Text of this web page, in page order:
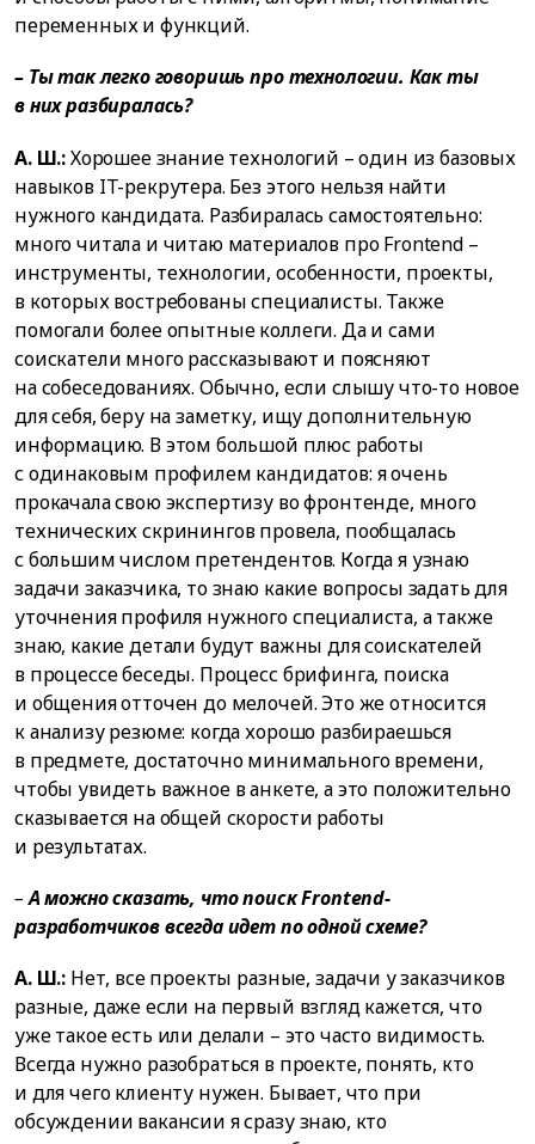
переменных и функций.
– Ты так легко говоришь про технологии. Как ты
в них разбиралась?
А. Ш.:Хорошее знание технологий – один из базовых
навыков IT-рекрутера. Без этого нельзя найти
нужного кандидата. Разбиралась самостоятельно:
много читала и читаю материалов про Frontend –
инструменты, технологии, особенности, проекты,
в которых востребованы специалисты. Также
помогали более опытные коллеги. Да и сами
соискатели много рассказывают и поясняют
на собеседованиях. Обычно, если слышу что-то новое
для себя, беру на заметку, ищу дополнительную
информацию. В этом большой плюс работы
с одинаковым профилем кандидатов: я очень
прокачала свою экспертизу во фронтенде, много
технических скринингов провела, пообщалась
с большим числом претендентов. Когда я узнаю
задачи заказчика, то знаю какие вопросы задать для
уточнения профиля нужного специалиста, а также
знаю, какие детали будут важны для соискателей
в процессе беседы. Процесс брифинга, поиска
и общения отточен до мелочей. Это же относится
к анализу резюме: когда хорошо разбираешься
в предмете, достаточно минимального времени,
чтобы увидеть важное в анкете, а это положительно
сказывается на общей скорости работы
и результатах.
–А можно сказать, что поискFrontend-
разработчиков всегда идет по одной схеме?
А. Ш.: Нет, все проекты разные, задачи у заказчиков
разные, даже если на первый взгляд кажется, что
уже такое есть или делали – это часто видимость.
Всегда нужно разобраться в проекте, понять, кто
и для чего клиенту нужен. Бывает, что при
обсуждении вакансии я сразу знаю, кто